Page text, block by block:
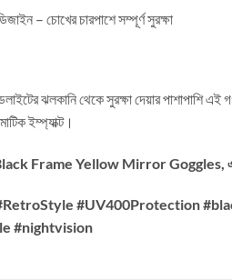
– চোখের চারপাশে সম্পূর্ণ সুরক্ষা
ঝলকানি থেকে সুরক্ষা দেয়ার পাশাপাশি
ইম্প্যাক্ট।
– Black Frame Yellow Mirror Goggles,
#UV400Protection
#nightvision